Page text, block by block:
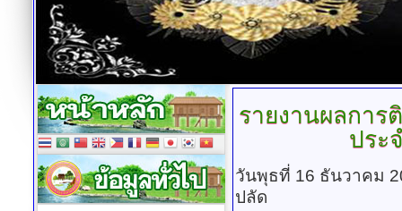
รายงานผลกา
ประ
วันพุธที่ 16 ธันวาคม
ปลัด